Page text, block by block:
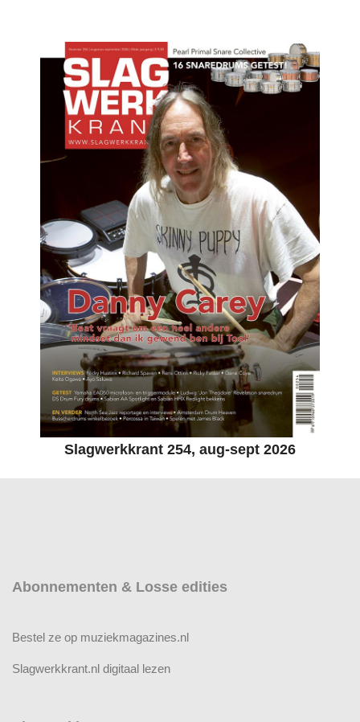
Slagwerkkrant 254, aug-sept 2026
Abonnementen & Losse edities
Bestel ze op muziekmagazines.nl
Slagwerkkrant.nl digitaal lezen